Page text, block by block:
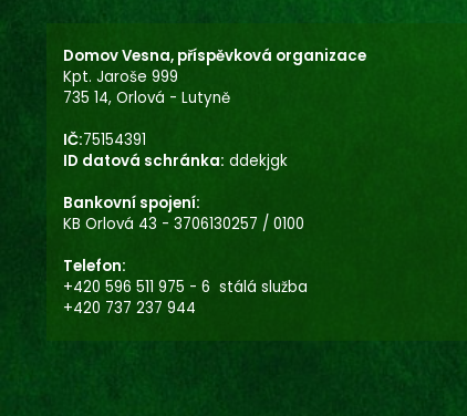
Domov Vesna, příspěvková organizace
Kpt. Jaroše 999
735 14, Orlová - Lutyně
IČ:75154391
ID datová schránka: ddekjgk
Bankovní spojení:
KB Orlová 43 - 3706130257 / 0100
Telefon:
+420 596 511 975 - 6 stálá služba
+420 737 237 944